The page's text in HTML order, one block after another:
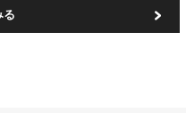
る